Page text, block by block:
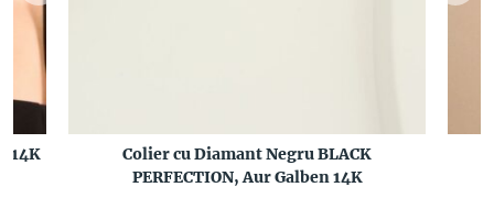
14K
Colier cu Diamant Negru BLACK
PERFECTION, Aur Galben 14K